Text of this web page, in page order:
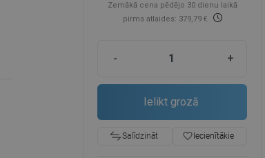
Zemākā cena pēdējo 30 dienu laikā
pirms atlaides: 379,79 €
- +
Ielikt grozā
Salīdzināt favorite_borderIecienītākie